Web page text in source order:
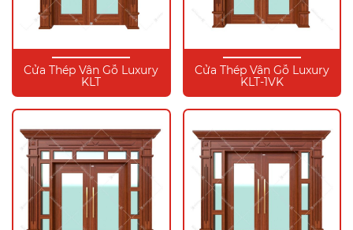
Cửa Thép Vân Gỗ Luxury
KLT
Cửa Thép Vân Gỗ Luxury
KLT-1VK